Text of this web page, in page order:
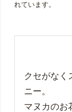
れています。
クセがなく
ニー。
マヌカのお